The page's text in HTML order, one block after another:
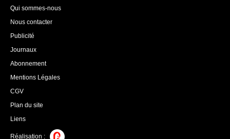
Qui sommes-nous
Nous contacter
Publicité
Journaux
Abonnement
Mentions Légales
CGV
Plan du site
Liens
Réalisation :